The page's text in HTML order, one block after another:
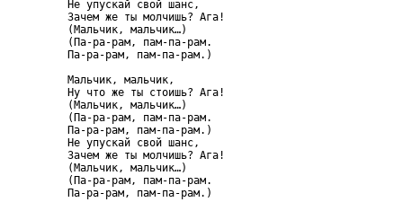
     Не упускай свой шанс,
     Зачем же ты молчишь? Ага!
     (Мальчик, мальчик…)
     (Па-ра-рам, пам-па-рам.
     Па-ра-рам, пам-па-рам.)
     Мальчик, мальчик,
     Ну что же ты стоишь? Ага!
     (Мальчик, мальчик…)
     (Па-ра-рам, пам-па-рам.
     Па-ра-рам, пам-па-рам.)
     Не упускай свой шанс,
     Зачем же ты молчишь? Ага!
     (Мальчик, мальчик…)
     (Па-ра-рам, пам-па-рам.
     Па-ра-рам, пам-па-рам.)